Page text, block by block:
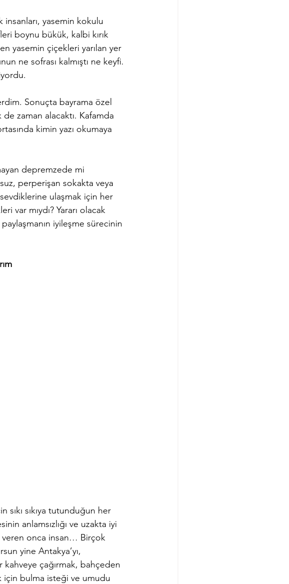
yasemin kokulu
boynu bükük, kalbi kırık
yasemin çiçekleri yarılan yer
ne sofrası kalmıştı ne keyfi.
Sonuçta bayrama özel
zaman alacaktı. Kafamda
kimin yazı okumaya
depremzede mi
perperişan sokakta veya
ulaşmak için her
var mıydı? Yararı olacak
iyileşme sürecinin
anlamsızlığı ve uzakta iyi
veren onca insan… Birçok
yine Antakya’yı,
çağırmak, bahçeden
için bulma isteği ve umudu